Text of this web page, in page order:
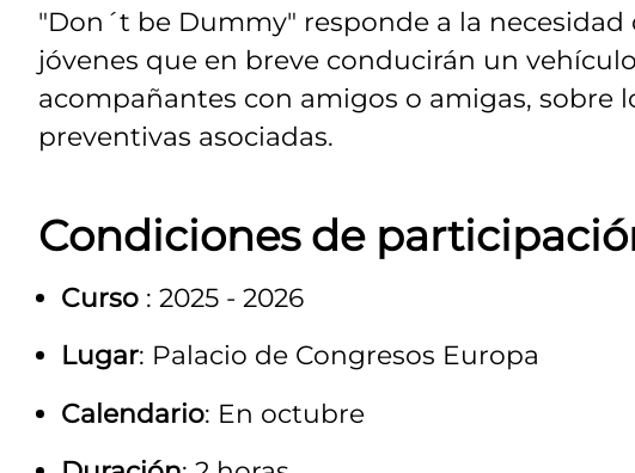
"Don´t be Dummy" responde a la necesidad
jóvenes que en breve conducirán un
acompañantes con amigos o amigas, sobre
preventivas asociadas.
Condiciones de
Curso : 2025 - 2026
Lugar: Palacio de Congresos Europa
Calendario: En octubre